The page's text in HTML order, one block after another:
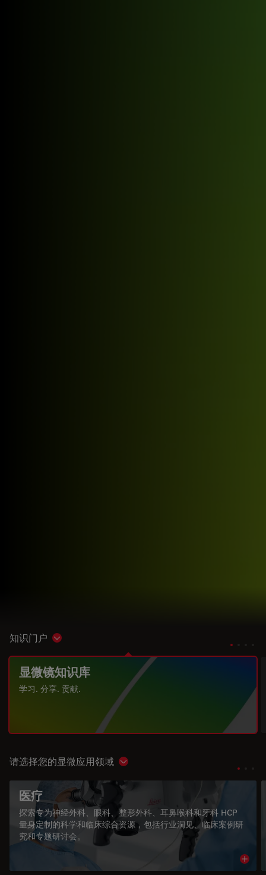
知识门户 Show subnavigation
显微镜知识库
学习. 分享. 贡献.
请选择您的显微应用领域 Show subnavigation
医疗
探索专为神经外科、眼科、整形外科、耳鼻喉科和牙科 HCP
量身定制的科学和临床综合资源，包括行业洞见、临床案例研
究和专题研讨会。